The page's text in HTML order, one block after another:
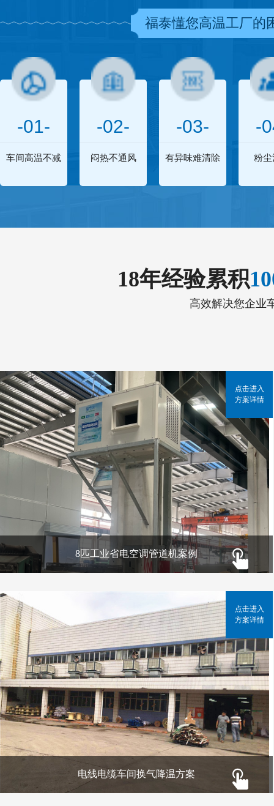
福泰懂您高温工厂的
-01-
车间高温不减
-02-
闷热不通风
-03-
有异味难清除
-
粉尘
18年经验累积
高效解决您企业
8匹工业省电空调管道机案例
点击进入
方案详情
电线电缆车间换气降温方案
点击进入
方案详情